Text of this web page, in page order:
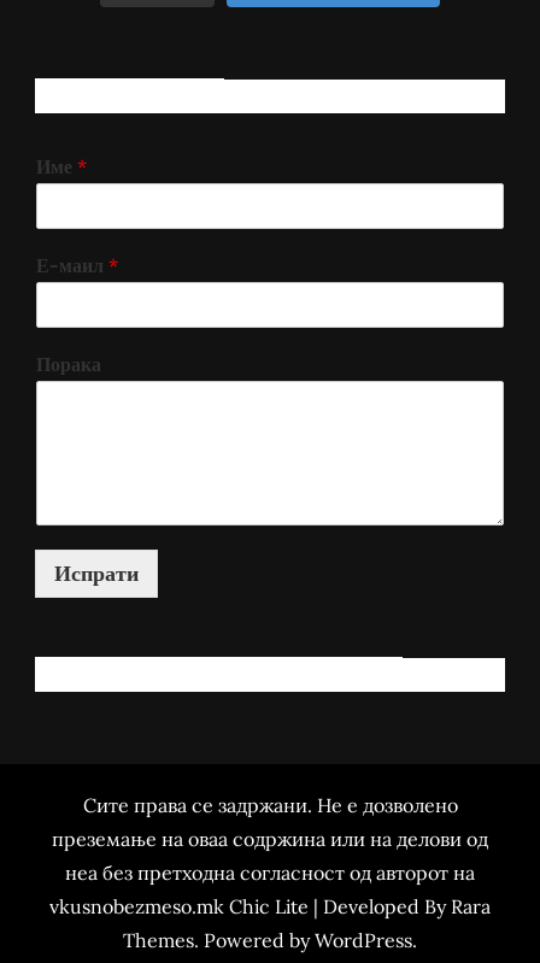
Име *
Е-маил *
Порака
Испрати
Сите права се задржани. Не е дозволено
преземање на оваа содржина или на делови од
неа без претходна согласност од авторот на
vkusnobezmeso.mk Chic Lite | Developed By Rara
Themes. Powered byWordPress.